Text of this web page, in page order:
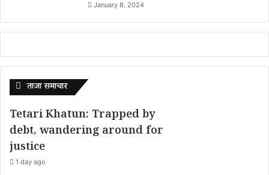
January 8, 2024
ताजा समाचार
Tetari Khatun: Trapped by
debt, wandering around for
justice
1 day ago